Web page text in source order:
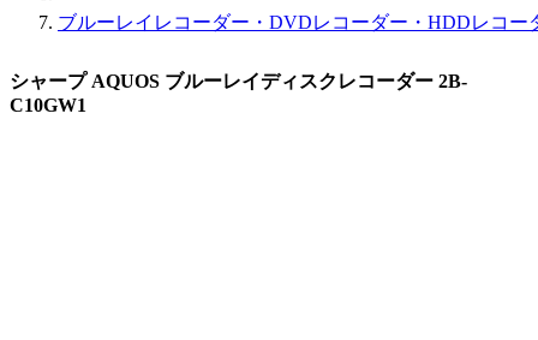
ブルーレイレコーダー・DVDレコーダー・HDDレコー
シャープ AQUOS ブルーレイディスクレコーダー 2B-
C10GW1